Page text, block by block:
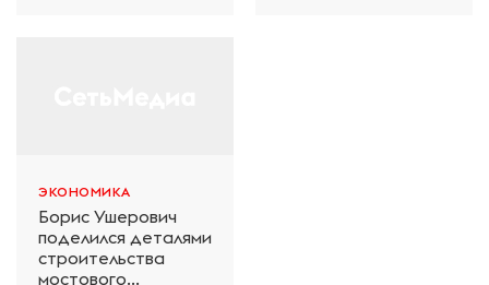
ЭКОНОМИКА
Борис Ушерович
поделился деталями
строительства
мостового